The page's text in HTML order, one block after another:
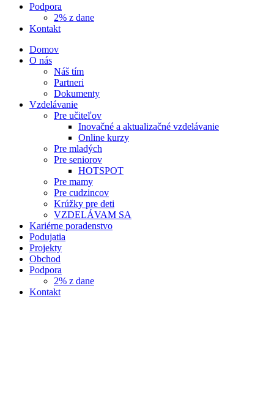
Podpora
2% z dane
Kontakt
Domov
O nás
Náš tím
Partneri
Dokumenty
Vzdelávanie
Pre učiteľov
Inovačné a aktualizačné vzdelávanie
Online kurzy
Pre mladých
Pre seniorov
HOTSPOT
Pre mamy
Pre cudzincov
Krúžky pre deti
VZDELÁVAM SA
Kariérne poradenstvo
Podujatia
Projekty
Obchod
Podpora
2% z dane
Kontakt